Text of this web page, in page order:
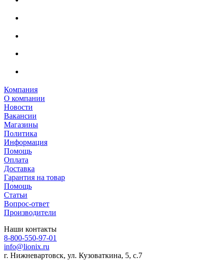
Компания
О компании
Новости
Вакансии
Магазины
Политика
Информация
Помощь
Оплата
Доставка
Гарантия на товар
Помощь
Статьи
Вопрос-ответ
Производители
Наши контакты
8-800-550-97-01
info@lionix.ru
г. Нижневартовск, ул. Кузоваткина, 5, с.7